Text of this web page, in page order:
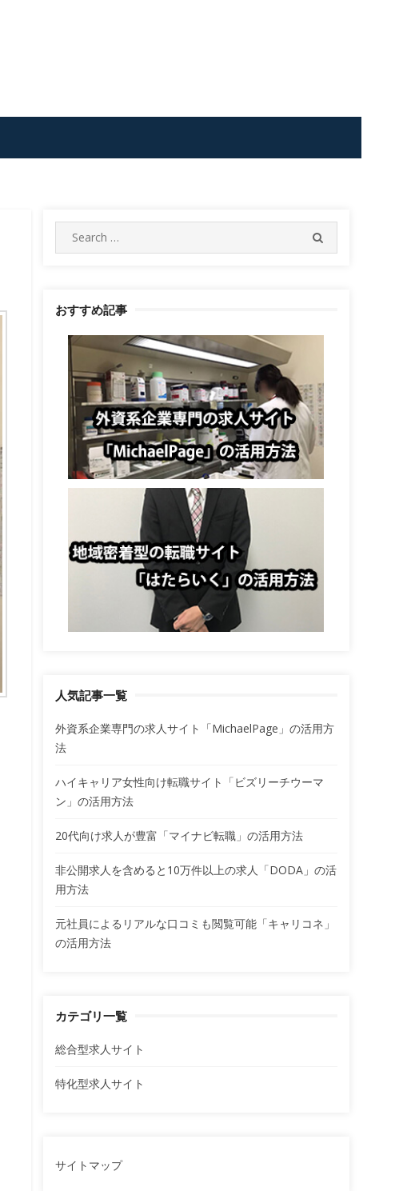
Search
for:
おすすめ記事
人気記事一覧
外資系企業専門の求人サイト「MichaelPage」の活用方
法
ハイキャリア女性向け転職サイト「ビズリーチウーマ
ン」の活用方法
20代向け求人が豊富「マイナビ転職」の活用方法
非公開求人を含めると10万件以上の求人「DODA」の活
用方法
元社員によるリアルな口コミも閲覧可能「キャリコネ」
の活用方法
カテゴリ一覧
総合型求人サイト
特化型求人サイト
サイトマップ